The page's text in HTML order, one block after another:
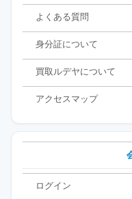
よくある質問
身分証について
買取ルデヤについて
アクセスマップ
ログイン